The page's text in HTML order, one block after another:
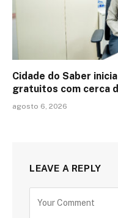
Cidade do Saber
gratuitos com cerca
agosto 6, 2026
LEAVE A REPLY